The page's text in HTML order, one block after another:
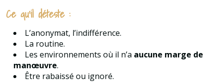
Ce qu’il déteste :
L’anonymat, l’indifférence.
La routine.
Les environnements où il n’a aucune marge de
manœuvre.
Être rabaissé ou ignoré.